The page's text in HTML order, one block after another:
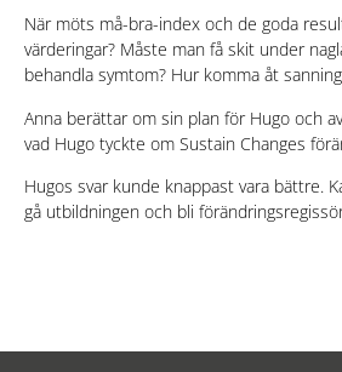
När möts må-bra-index och de goda
värderingar? Måste man få skit under
behandla symtom? Hur komma åt
Anna berättar om sin plan för Hugo och
vad Hugo tyckte om Sustain Changes
Hugos svar kunde knappast vara bättre.
gå utbildningen och bli